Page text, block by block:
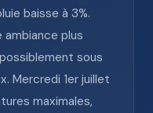
baisse à 3%.
plus
sous
Mercredi 1er juillet
maximales,